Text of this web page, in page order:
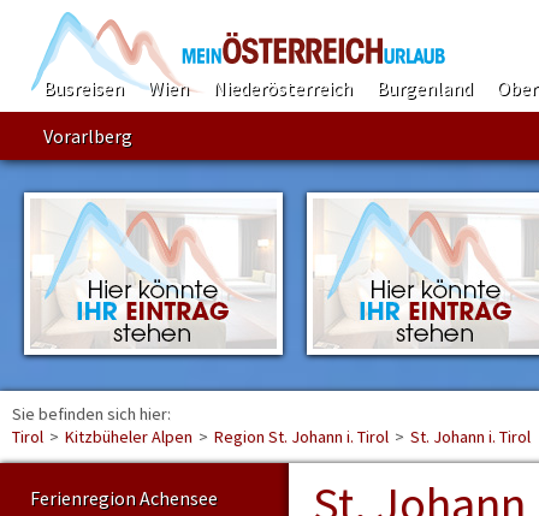
Busreisen Wien Niederösterreich Burgenland
Vorarlberg
Sie befinden sich hier:
Tirol > Kitzbüheler Alpen > Region St. Johann i. Tirol > St. Johann i. Tirol
Ferienregion Achensee
St.